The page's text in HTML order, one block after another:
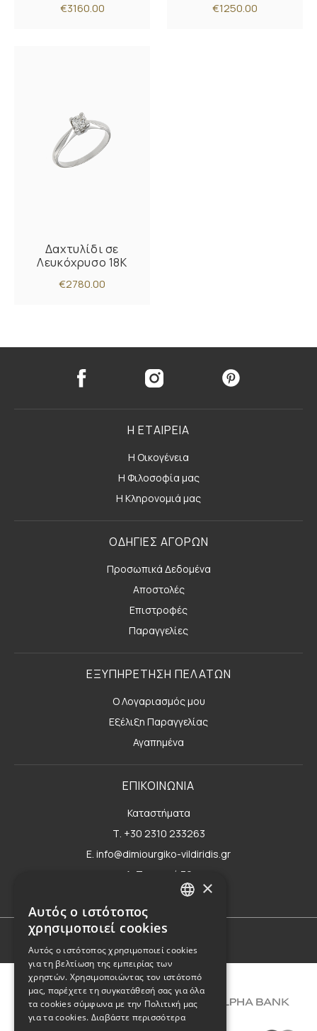
€3160.00 €1250.00
Δαχτυλίδι σε
Λευκόχρυσο 18K
€2780.00
Η ΕΤΑΙΡΕΙΑ
Η Οικογένεια
Η Φιλοσοφία μας
Η Κληρονομιά μας
ΟΔΗΓΙΕΣ ΑΓΟΡΩΝ
Προσωπικά Δεδομένα
Αποστολές
Επιστροφές
Παραγγελίες
ΕΞΥΠΗΡΕΤΗΣΗ ΠΕΛΑΤΩΝ
Ο Λογαριασμός μου
Εξέλιξη Παραγγελίας
Αγαπημένα
ΕΠΙΚΟΙΝΩΝΙΑ
Καταστήματα
Τ. +30 2310 233263
E. info@dimiourgiko-vildiridis.gr
Δ. Τσιμισκή 70
Φόρμα επικοινωνίας×
Αυτός ο ιστότοπος
χρησιμοποιεί cookies
Αυτός ο ιστότοπος χρησιμοποιεί cookies
για τη βελτίωση της εμπειρίας των
χρηστών. Χρησιμοποιώντας τον ιστότοπό
μας, παρέχετε τη συγκατάθεσή σας για όλα
τα cookies σύμφωνα με την Πολιτική μας
για τα cookies. Διαβάστε περισσότερα